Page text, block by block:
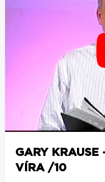
GARY KRAUSE
VÍRA /10